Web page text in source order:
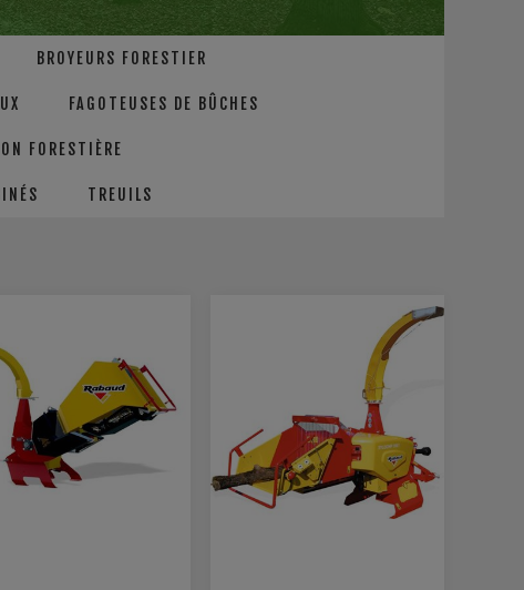
BROYEURS FORESTIER
FAGOTEUSES DE BÛCHES
FORESTIÈRE
TREUILS